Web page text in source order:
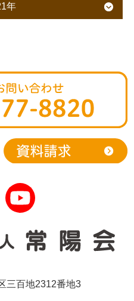
年
三百地2312番地3